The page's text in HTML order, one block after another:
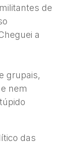
de
a
grupais,
nem
das